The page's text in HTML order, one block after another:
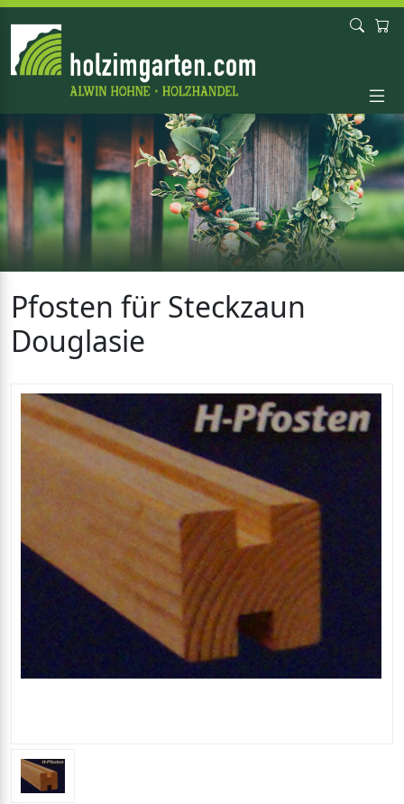
Pfosten für Steckzaun
Douglasie